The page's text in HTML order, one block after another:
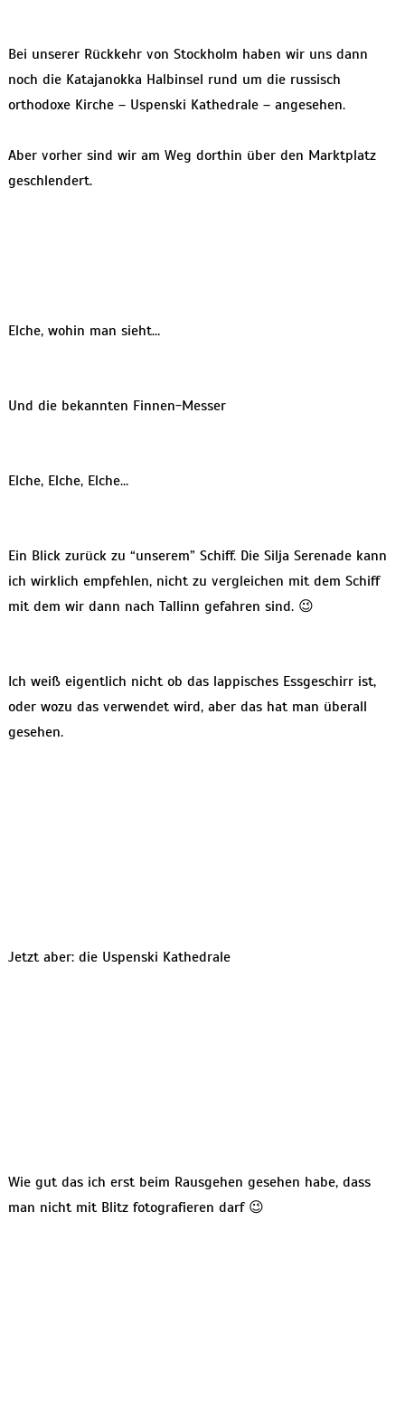
Bei unserer Rückkehr von Stockholm haben wir uns dann
noch die Katajanokka Halbinsel rund um die russisch
orthodoxe Kirche – Uspenski Kathedrale – angesehen.
Aber vorher sind wir am Weg dorthin über den Marktplatz
geschlendert.
Elche, wohin man sieht…
Und die bekannten Finnen-Messer
Elche, Elche, Elche…
Ein Blick zurück zu “unserem” Schiff. Die Silja Serenade kann
ich wirklich empfehlen, nicht zu vergleichen mit dem Schiff
mit dem wir dann nach Tallinn gefahren sind. 😉
Ich weiß eigentlich nicht ob das lappisches Essgeschirr ist,
oder wozu das verwendet wird, aber das hat man überall
gesehen.
Jetzt aber: die Uspenski Kathedrale
Wie gut das ich erst beim Rausgehen gesehen habe, dass
man nicht mit Blitz fotografieren darf 😉